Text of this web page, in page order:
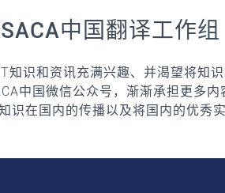
中国翻译工作组
识和资讯充满兴趣、并渴望将知
中国微信公众号，渐渐承担更多
识在国内的传播以及将国内的优秀